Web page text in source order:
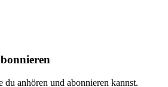
du anhören und abonnieren kannst.